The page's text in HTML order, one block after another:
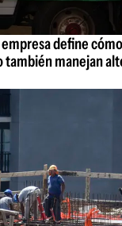
empresa define
también manejan